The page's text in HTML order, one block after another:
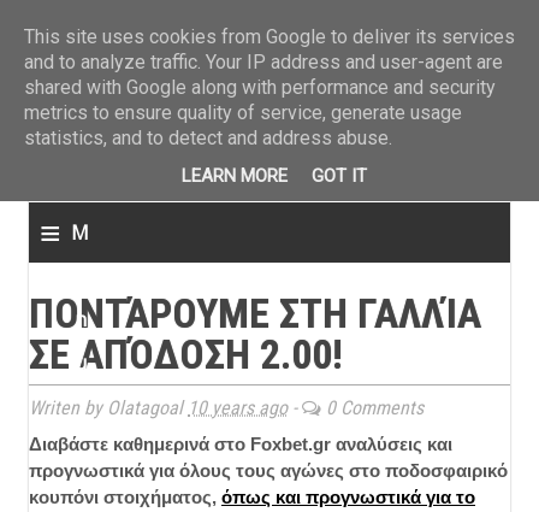
≡ M
n
u
ΠΟΝΤΆΡΟΥΜΕ ΣΤΗ ΓΑΛΛΊΑ
ΣΕ ΑΠΌΔΟΣΗ 2.00!
Writen by Olatagoal 10 years ago- 0 Comments
Διαβάστε καθημερινά στο Foxbet.gr αναλύσεις και
προγνωστικά για όλους τους αγώνες στο ποδοσφαιρικό
κουπόνι στοιχήματος, όπως και προγνωστικά για το
This site uses cookies from Google to deliver its services
and to analyze traffic. Your IP address and user-agent are
shared with Google along with performance and security
metrics to ensure quality of service, generate usage
statistics, and to detect and address abuse.
LEARN MORE GOT IT